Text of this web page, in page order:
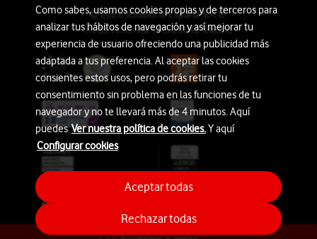
© 2026 Vodafone España S.A.U.
Avda. América 115, 28042 Madrid
Como sabes, usamos cookies propias y de terceros para
analizar tus hábitos de navegación y así mejorar tu
experiencia de usuario ofreciendo una publicidad más
adaptada a tus preferencia. Al aceptar las cookies
consientes estos usos, pero podrás retirar tu
consentimiento sin problema en las funciones de tu
navegador y no te llevará más de 4 minutos. Aquí
puedesVer nuestra política de cookies.Y aquí
Configurar cookies
Rechazar todas
Aceptar todas